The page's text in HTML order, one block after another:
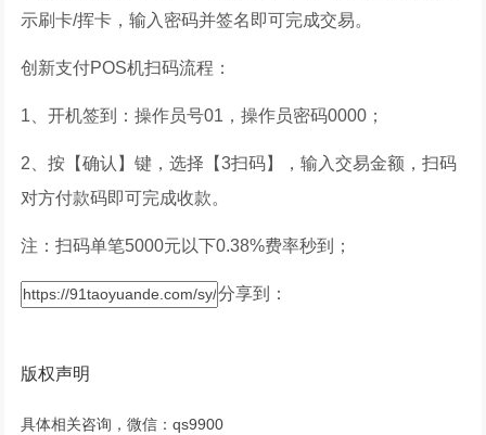
示刷卡/挥卡，输入密码并签名即可完成交易。
创新支付POS机扫码流程：
1、开机签到：操作员号01，操作员密码0000；
2、按【确认】键，选择【3扫码】，输入交易金额，扫码
对方付款码即可完成收款。
注：扫码单笔5000元以下0.38%费率秒到；
分享到：
版权声明
具体相关咨询，微信：qs9900